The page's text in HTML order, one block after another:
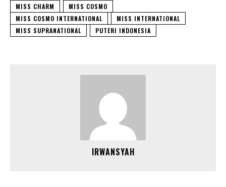
MISS CHARM
MISS COSMO
MISS COSMO INTERNATIONAL
MISS INTERNATIONAL
MISS SUPRANATIONAL
PUTERI INDONESIA
IRWANSYAH